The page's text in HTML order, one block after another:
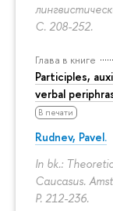
С. 208-252.
Глава в книге
Participles,
verbal
В печати
Rudnev, Pavel.
In bk.:
Caucasus.
P. 212-236.